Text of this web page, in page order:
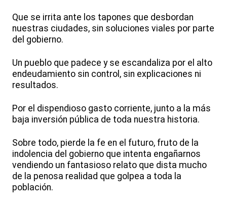
Que se irrita ante los tapones que desbordan
nuestras ciudades, sin soluciones viales por parte
del gobierno.
Un pueblo que padece y se escandaliza por el alto
endeudamiento sin control, sin explicaciones ni
resultados.
Por el dispendioso gasto corriente, junto a la más
baja inversión pública de toda nuestra historia.
Sobre todo, pierde la fe en el futuro, fruto de la
indolencia del gobierno que intenta engañarnos
vendiendo un fantasioso relato que dista mucho
de la penosa realidad que golpea a toda la
población.